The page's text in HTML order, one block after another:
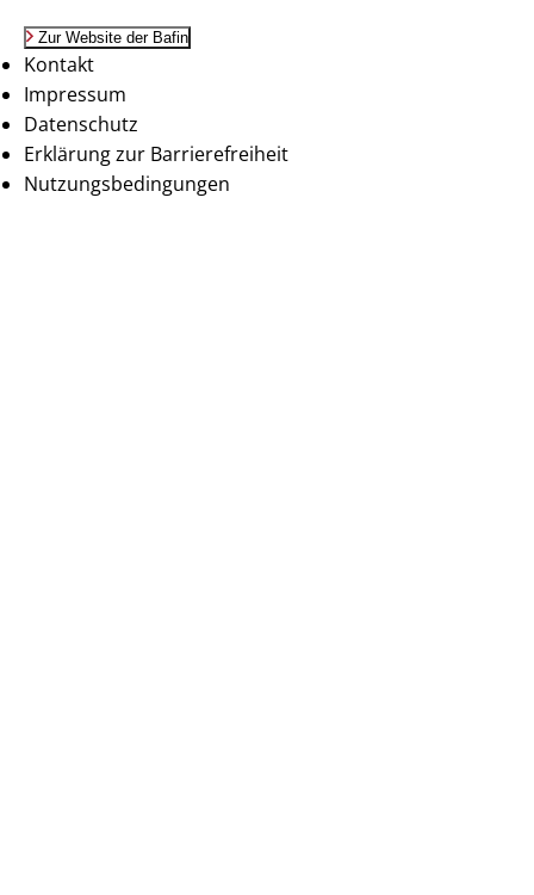
Zur Website der Bafin
Kontakt
Impressum
Datenschutz
Erklärung zur Barrierefreiheit
Nutzungsbedingungen